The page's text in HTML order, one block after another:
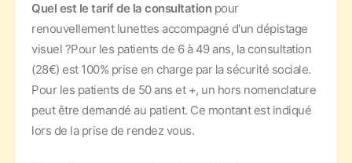
Quel est le tarif de la consultation pour
renouvellement lunettes accompagné d'un dépistage
visuel ?Pour les patients de 6 à 49 ans, la consultation
(28€) est 100% prise en charge par la sécurité sociale.
Pour les patients de 50 ans et +, un hors nomenclature
peut être demandé au patient. Ce montant est indiqué
lors de la prise de rendez vous.